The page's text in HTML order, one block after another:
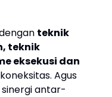
teknik
teknik
eksekusi dan
Agus
antar-